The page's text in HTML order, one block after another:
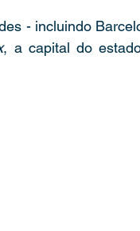
- incluindo
, a capital do